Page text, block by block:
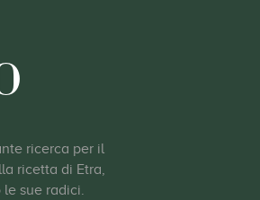
ricerca per il
ricetta di Etra,
sue radici.